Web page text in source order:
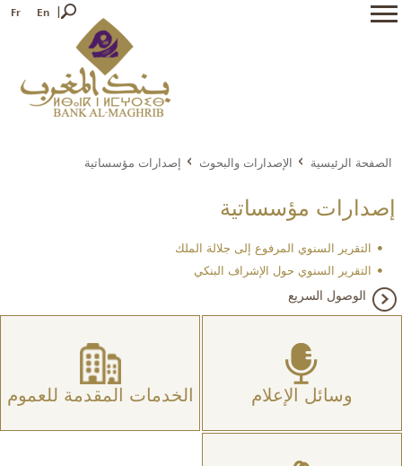
Fr En
الصفحة الرئيسية الإصدارات والبحوث إصدارات مؤسساتية
إصدارات مؤسساتية
التقرير السنوي المرفوع إلى جلالة الملك
التقرير السنوي حول الإشراف البنكي
الوصول السريع
وسائل الإعلام الخدمات المقدمة للعموم